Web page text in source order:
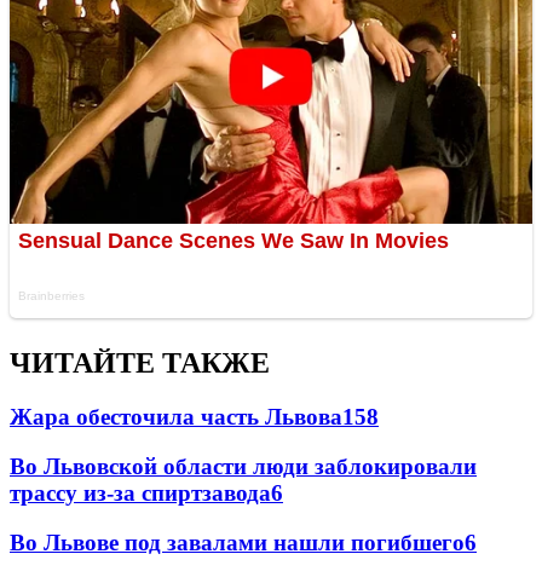
ЧИТАЙТЕ ТАКЖЕ
Жара обесточила часть Львова158
Во Львовской области люди заблокировали
трассу из-за спиртзавода6
Во Львове под завалами нашли погибшего6